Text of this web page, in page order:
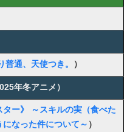
普通、天使つき。 ）
年冬アニメ）
ー》 ～スキルの実（食べた
なった件について～ ）